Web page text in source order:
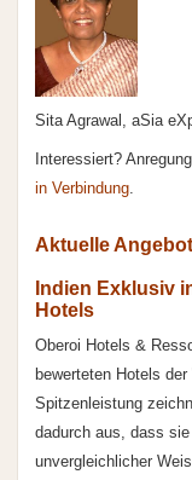
Sita Agrawal, aSia
Interessiert?
in Verbindung.
Aktuelle
Indien Exklusiv
Hotels
Oberoi Hotels &
bewerteten Hotels
Spitzenleistung
dadurch aus, dass
unvergleichlicher